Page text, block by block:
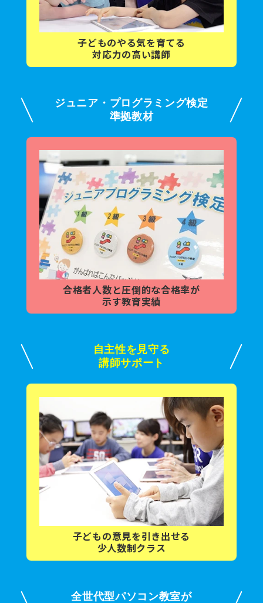
子どものやる気を育てる
対応力の高い講師
ジュニア・プログラミング検定
準拠教材
合格者人数と圧倒的な合格率が
示す教育実績
自主性を見守る
講師サポート
子どもの意見を引き出せる
少人数制クラス
全世代型パソコン教室が